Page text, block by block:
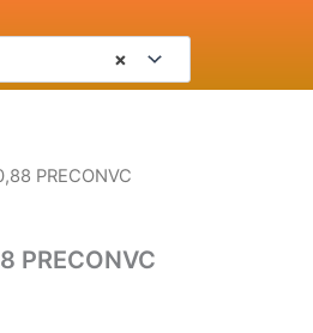
×
PRECONVC
PRECONVC